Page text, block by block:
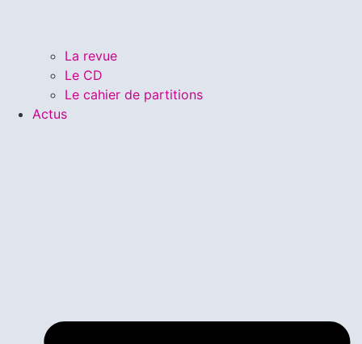
La revue
Le CD
Le cahier de partitions
Actus